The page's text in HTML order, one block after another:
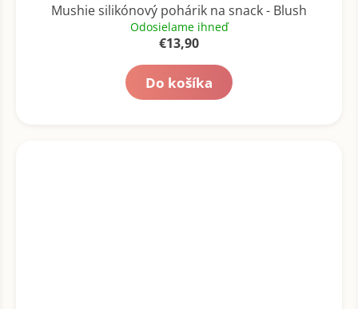
Mushie silikónový pohárik na snack - Blush
Odosielame ihneď
€13,90
Do košíka